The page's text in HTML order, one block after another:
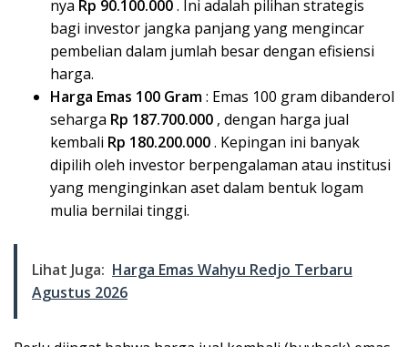
nya Rp 90.100.000. Ini adalah pilihan strategis
bagi investor jangka panjang yang mengincar
pembelian dalam jumlah besar dengan efisiensi
harga.
Harga Emas 100 Gram: Emas 100 gram dibanderol
seharga Rp 187.700.000 , dengan harga jual
kembali Rp 180.200.000. Kepingan ini banyak
dipilih oleh investor berpengalaman atau institusi
yang menginginkan aset dalam bentuk logam
mulia bernilai tinggi.
Lihat Juga: Harga Emas Wahyu Redjo Terbaru
Agustus 2026